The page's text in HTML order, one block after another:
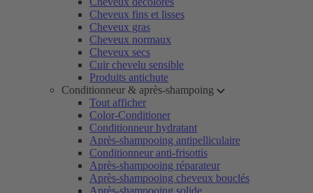
Cheveux fins et lisses
Cheveux gras
Cheveux normaux
Cheveux secs
Cuir chevelu sensible
Produits antichute
Conditionneur & après-shampoing
Tout afficher
Color-Conditioner
Conditionneur hydratant
Après-shampooing antipelliculaire
Conditionneur anti-frisottis
Après-shampooing réparateur
Après-shampooing cheveux bouclés
Après-shampooing solide